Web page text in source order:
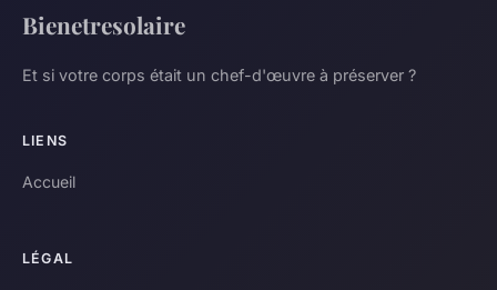
Bienetresolaire
Et si votre corps était un chef-d'œuvre à préserver ?
LIENS
Accueil
LÉGAL